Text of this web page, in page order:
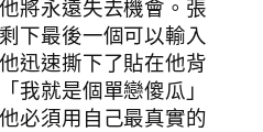
將永遠失去機會。張
下最後一個可以輸入
迅速撕下了貼在他背
我就是個單戀傻瓜」
必須用自己最真實的